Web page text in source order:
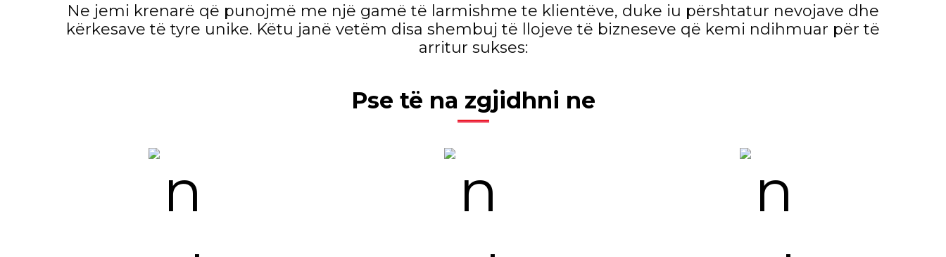
Ne jemi krenarë që punojmë me një gamë të larmishme te klientëve, duke iu përshtatur nevojave dhe
kërkesave të tyre unike. Këtu janë vetëm disa shembuj të llojeve të bizneseve që kemi ndihmuar për të
arritur sukses:
Pse të na zgjidhni ne